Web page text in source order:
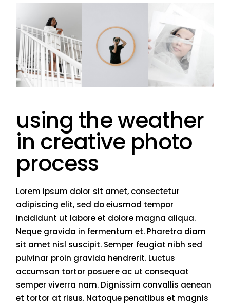
using the weather
in creative photo
process
Lorem ipsum dolor sit amet, consectetur
adipiscing elit, sed do eiusmod tempor
incididunt ut labore et dolore magna aliqua.
Neque gravida in fermentum et. Pharetra diam
sit amet nisl suscipit. Semper feugiat nibh sed
pulvinar proin gravida hendrerit. Luctus
accumsan tortor posuere ac ut consequat
semper viverra nam. Dignissim convallis aenean
et tortor at risus. Natoque penatibus et magnis